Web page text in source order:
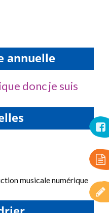
annuelle
donc je suis
musicale numérique